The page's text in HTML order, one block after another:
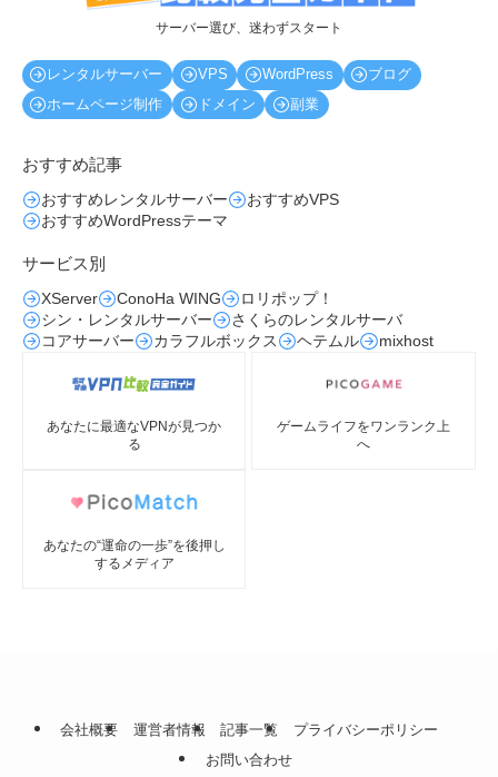
サーバー選び、迷わずスタート
レンタルサーバー VPS WordPress
ブログ
ホームページ制作
ドメイン 副業
おすすめ記事
おすすめレンタルサーバー
おすすめVPS
おすすめWordPressテーマ
サービス別
XServer ConoHa WING
ロリポップ！
シン・レンタルサーバー
さくらのレンタルサーバ
コアサーバー
カラフルボックス ヘテムル mixhost
あなたに最適なVPNが見つか
る
ゲームライフをワンランク上
へ
あなたの“運命の一歩”を後押し
するメディア
会社概要 運営者情報 記事一覧
プライバシーポリシー
お問い合わせ